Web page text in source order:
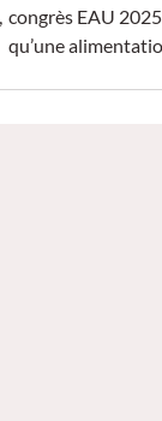
congrès EAU
qu’une